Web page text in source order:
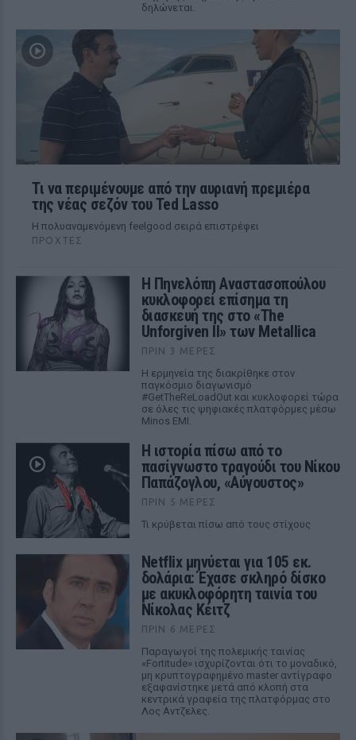
δηλώνεται.
Τι να περιμένουμε από την αυριανή πρεμιέρα
της νέας σεζόν του Ted Lasso
Η πολυαναμενόμενη feelgood σειρά επιστρέφει
ΠΡΟΧΤΈΣ
Η Πηνελόπη Αναστασοπούλου
κυκλοφορεί επίσημα τη
διασκευή της στο «The
Unforgiven II» των Metallica
ΠΡΙΝ 3 ΜΈΡΕΣ
Η ερμηνεία της διακρίθηκε στον
παγκόσμιο διαγωνισμό
#GetTheReLoadOut και κυκλοφορεί τώρα
σε όλες τις ψηφιακές πλατφόρμες μέσω
Minos EMI.
Η ιστορία πίσω από το
πασίγνωστο τραγούδι του Νίκου
Παπάζογλου, «Αύγουστος»
ΠΡΙΝ 5 ΜΈΡΕΣ
Τι κρύβεται πίσω από τους στίχους
Netflix μηνύεται για 105 εκ.
δολάρια: Έχασε σκληρό δίσκο
με ακυκλοφόρητη ταινία του
Νίκολας Κέιτζ
ΠΡΙΝ 6 ΜΈΡΕΣ
Παραγωγοί της πολεμικής ταινίας
«Fortitude» ισχυρίζονται ότι το μοναδικό,
μη κρυπτογραφημένο master αντίγραφο
εξαφανίστηκε μετά από κλοπή στα
κεντρικά γραφεία της πλατφόρμας στο
Λος Αντζελες.